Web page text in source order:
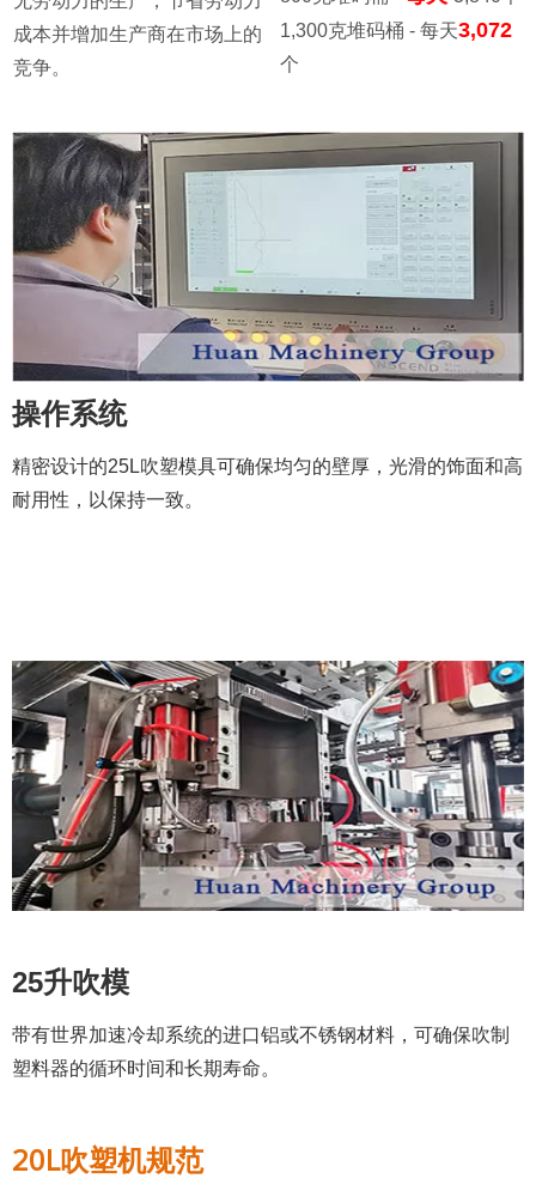
成本并增加生产商在市场上的
竞争。
1,300克堆码桶 - 每天3,072
个
操作系统
精密设计的25L吹塑模具可确保均匀的壁厚，光滑的饰面和高
耐用性，以保持一致。
25升吹模
带有世界加速冷却系统的进口铝或不锈钢材料，可确保吹制
塑料器的循环时间和长期寿命。
20L吹塑机规范